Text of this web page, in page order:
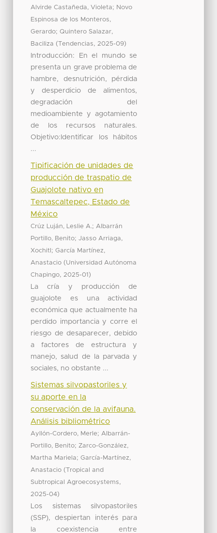
Alvirde Castañeda, Violeta; Novo
Espinosa de los Monteros,
Gerardo;Quintero Salazar,
Baciliza (Tendencias, 2025-09)
Introducción: En el mundo se
presenta un grave problema de
hambre, desnutrición, pérdida
y desperdicio de alimentos,
degradación del
medioambiente y agotamiento
de los recursos naturales.
Objetivo:Identificar los hábitos
...
Tipificación de unidades de
producción de traspatio de
Guajolote nativo en
Temascaltepec, Estado de
México
Crúz Luján, Leslie A.; Albarrán
Portillo, Benito;Jasso Arriaga,
Xochitl ;García Martínez,
Anastacio (Universidad Autónoma
Chapingo, 2025-01 )
La cría y producción de
guajolote es una actividad
económica que actualmente ha
perdido importancia y corre el
riesgo de desaparecer, debido
a factores de estructura y
manejo, salud de la parvada y
sociales, no obstante ...
Sistemas silvopastoriles y
su aporte en la
conservación de la avifauna.
Análisis bibliométrico
Ayllón-Cordero, Merle; Albarrán-
Portillo, Benito; Zarco-González,
Martha Mariela;García-Martínez,
Anastacio (Tropical and
Subtropical Agroecosystems,
2025-04)
Los sistemas silvopastoriles
(SSP), despiertan interés para
la coexistencia entre